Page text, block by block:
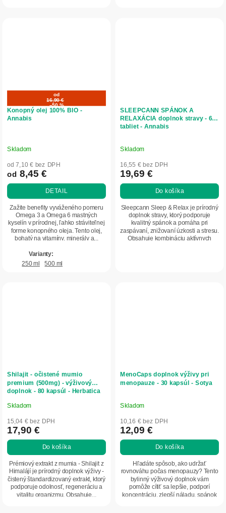
od
16,90 €
–50 %
Konopný olej 100% BIO -
Annabis
Skladom
od 7,10 € bez DPH
od 8,45 €
DETAIL
Zažite benefity vyváženého pomeru
Omega 3 a Omega 6 mastných
kyselín v prírodnej, ľahko stráviteľnej
forme konopného oleja. Tento olej,
bohatý na vitamíny, minerály a...
250 ml 500 ml
SLEEPCANN SPÁNOK A
RELAXÁCIA doplnok stravy - 60
tabliet - Annabis
Skladom
16,55 € bez DPH
19,69 €
Do košíka
Sleepcann Sleep & Relax je prírodný
doplnok stravy, ktorý podporuje
kvalitný spánok a pomáha pri
zaspávaní, znižovaní úzkosti a stresu.
Obsahuje kombináciu aktívnych
Shilajit - očistené mumio
premium (500mg) - výživový
doplnok - 80 kapsúl - Herbatica
Priemerné
hodnotenie
produktu
je
5,0
z
5
hviezdičiek.
Skladom
15,04 € bez DPH
17,90 €
Do košíka
Prémiový extrakt z mumia - Shilajit z
Himalájí je prírodný doplnok výživy -
čistený štandardizovaný extrakt, ktorý
podporuje odolnosť, regeneráciu a
vitalitu organizmu. Obsahuje...
MenoCaps doplnok výživy pri
menopauze - 30 kapsúl - Sotya
Priemerné
hodnotenie
produktu
je
5,0
5
hviezdičiek.
Skladom
10,16 € bez DPH
12,09 €
Do košíka
Hľadáte spôsob, ako udržať
rovnováhu počas menopauzy? Tento
bylinný výživový doplnok vám
pomôže cítiť sa lepšie, podporí
koncentráciu, zlepší náladu, spánok